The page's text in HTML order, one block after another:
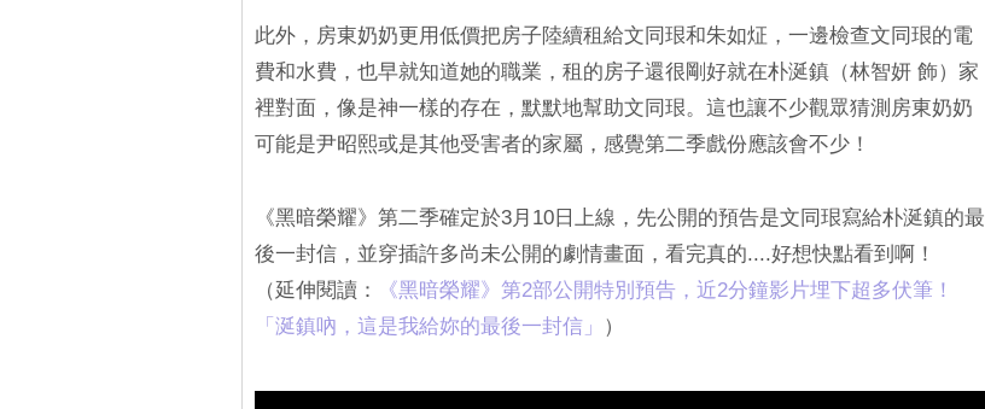
此外，房東奶奶更用低價把房子陸續租給文同珢和朱如炡，一邊檢查文同珢的電
費和水費，也早就知道她的職業，租的房子還很剛好就在朴涎鎮（林智妍 飾）家
裡對面，像是神一樣的存在，默默地幫助文同珢。這也讓不少觀眾猜測房東奶奶
可能是尹昭熙或是其他受害者的家屬，感覺第二季戲份應該會不少！
《黑暗榮耀》第二季確定於3月10日上線，先公開的預告是文同珢寫給朴涎鎮的最
後一封信，並穿插許多尚未公開的劇情畫面，看完真的....好想快點看到啊！
（延伸閱讀：
《黑暗榮耀》第2部公開特別預告，近2分鐘影片埋下超多伏筆！
「涎鎮吶，這是我給妳的最後一封信」
）